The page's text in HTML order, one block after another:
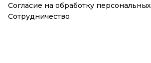
Согласие на обработку
Сотрудничество